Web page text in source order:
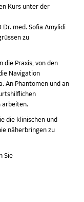
Kurs unter der
Dr. med. Sofia Amylidi
zu
die Praxis, von den
Navigation
An Phantomen und an
arbeiten.
die klinischen und
näherbringen zu
Sie